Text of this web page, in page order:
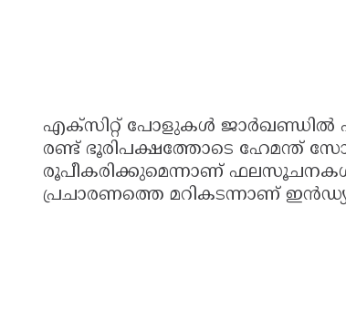
എക്‌സിറ്റ് പോളുകൾ ജാർഖണ്ഡിൽ
രണ്ട് ഭൂരിപക്ഷത്തോടെ ഹേമന്ത്
രൂപീകരിക്കുമെന്നാണ്
പ്രചാരണത്തെ മറികടന്നാണ് ഇൻഡ്യ